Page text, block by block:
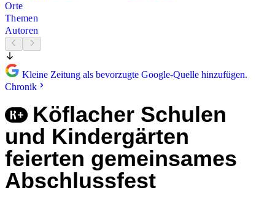
Orte
Themen
Autoren
Kleine Zeitung als bevorzugte Google-Quelle hinzufügen.
Chronik
Köflacher Schulen
und Kindergärten
feierten gemeinsames
Abschlussfest